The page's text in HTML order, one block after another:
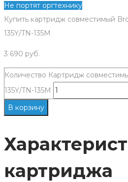
Не портят оргтехнику
Купить картридж совместимый
135Y/TN-135M
3 690 руб.
Количество Картридж
135Y/TN-135M
В корзину
картриджа